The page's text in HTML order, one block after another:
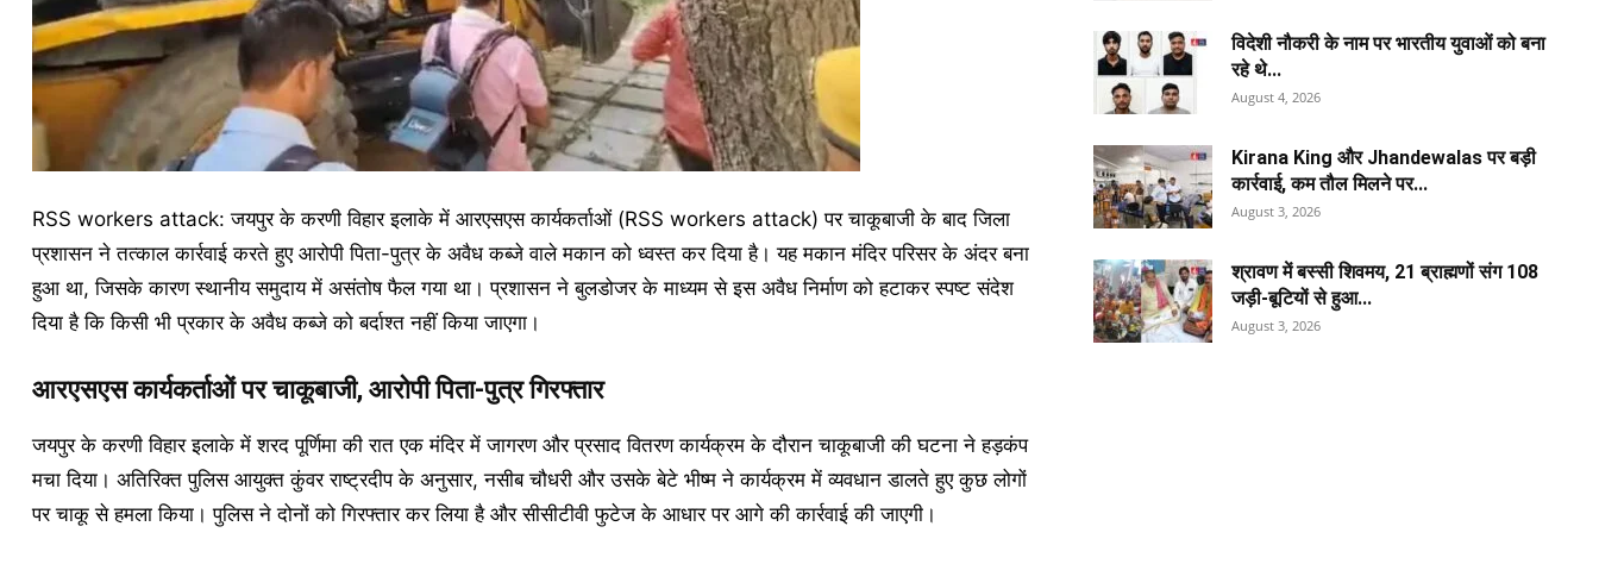
RSS workers attack: जयपुर के करणी विहार इलाके में आरएसएस कार्यकर्ताओं (RSS workers attack) पर चाकूबाजी के बाद जिला
प्रशासन ने तत्काल कार्रवाई करते हुए आरोपी पिता-पुत्र के अवैध कब्जे वाले मकान को ध्वस्त कर दिया है। यह मकान मंदिर परिसर के अंदर बना
हुआ था, जिसके कारण स्थानीय समुदाय में असंतोष फैल गया था। प्रशासन ने बुलडोजर के माध्यम से इस अवैध निर्माण को हटाकर स्पष्ट संदेश
दिया है कि किसी भी प्रकार के अवैध कब्जे को बर्दाश्त नहीं किया जाएगा।
आरएसएस कार्यकर्ताओं पर चाकूबाजी, आरोपी पिता-पुत्र गिरफ्तार
जयपुर के करणी विहार इलाके में शरद पूर्णिमा की रात एक मंदिर में जागरण और प्रसाद वितरण कार्यक्रम के दौरान चाकूबाजी की घटना ने हड़कंप
मचा दिया। अतिरिक्त पुलिस आयुक्त कुंवर राष्ट्रदीप के अनुसार, नसीब चौधरी और उसके बेटे भीष्म ने कार्यक्रम में व्यवधान डालते हुए कुछ लोगों
पर चाकू से हमला किया। पुलिस ने दोनों को गिरफ्तार कर लिया है और सीसीटीवी फुटेज के आधार पर आगे की कार्रवाई की जाएगी।
विदेशी नौकरी के नाम पर भारतीय युवाओं को बना
रहे थे...
August 4, 2026
Kirana King और Jhandewalas पर बड़ी
कार्रवाई, कम तौल मिलने पर...
August 3, 2026
श्रावण में बस्सी शिवमय, 21 ब्राह्मणों संग 108
जड़ी-बूटियों से हुआ...
August 3, 2026